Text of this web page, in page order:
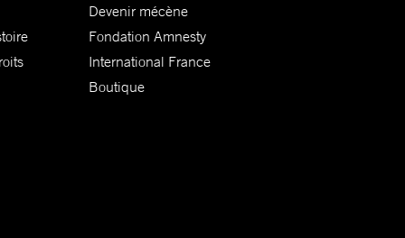
Devenir mécène
Fondation Amnesty
International France
Boutique